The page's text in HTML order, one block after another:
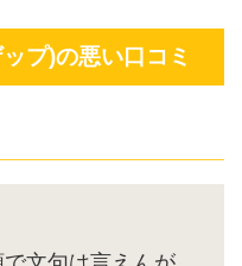
プ)の悪い口コミ